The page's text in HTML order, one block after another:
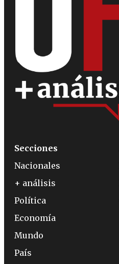
Secciones
Nacionales
+ análisis
Política
Economía
Mundo
País